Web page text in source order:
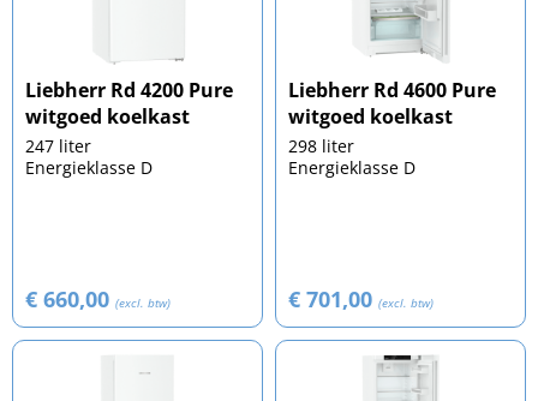
Liebherr Rd 4200 Pure
witgoed koelkast
247 liter
Energieklasse D
€ 660,00 (excl. btw)
Liebherr Rd 4600 Pure
witgoed koelkast
298 liter
Energieklasse D
€ 701,00 (excl. btw)